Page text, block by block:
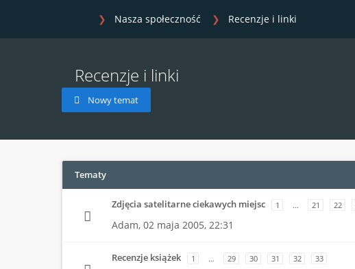
Nasza społeczność Recenzje i linki
Recenzje i linki
Nowy temat
Tematy
Zdjęcia satelitarne ciekawych miejsc 1 … 21 22
Adam, 02 maja 2005, 22:31
Recenzje książek 1 … 29 30 31 32 33